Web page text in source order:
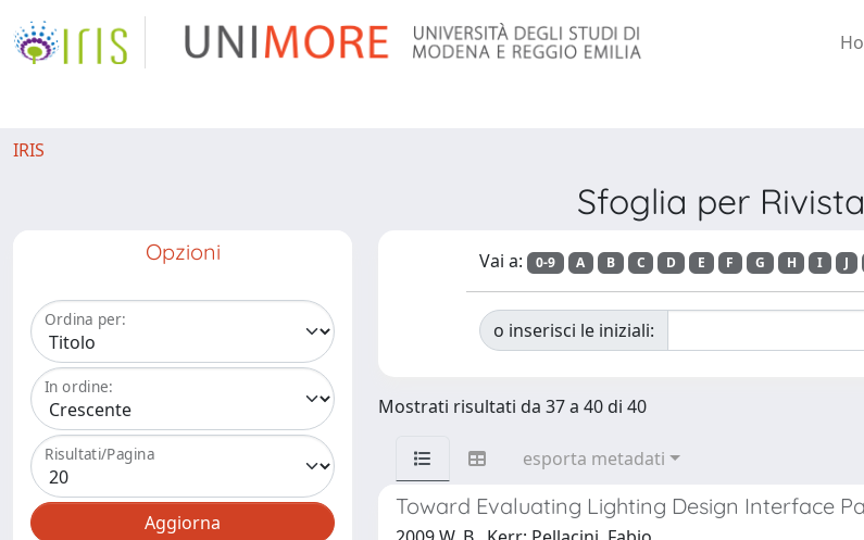
IRIS
Sfoglia per Rivista
Opzioni
Ordina per:
In ordine:
Risultati/Pagina
Vai a: 0-9 A B C D E F G H I J
o inserisci le iniziali:
Mostrati risultati da 37 a 40 di 40
esporta metadati
Toward Evaluating Lighting Design Interface